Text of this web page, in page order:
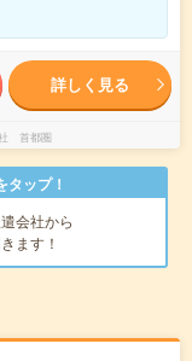
詳しく見る
首都圏
ップ！
会社から
ます！